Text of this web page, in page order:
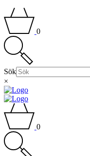
0
Sök
×
0